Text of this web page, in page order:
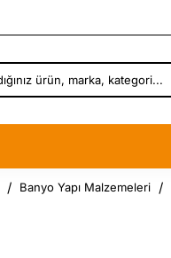
Banyo Yapı Malzemeleri